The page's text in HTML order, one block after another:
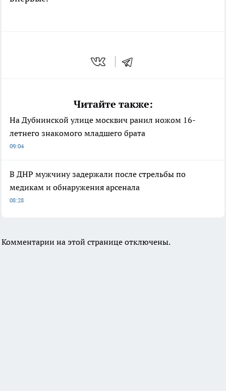
Читайте также:
На Дубнинской улице москвич ранил ножом 16-
летнего знакомого младшего брата
09:04
В ДНР мужчину задержали после стрельбы по
медикам и обнаружения арсенала
08:28
Комментарии на этой странице отключены.